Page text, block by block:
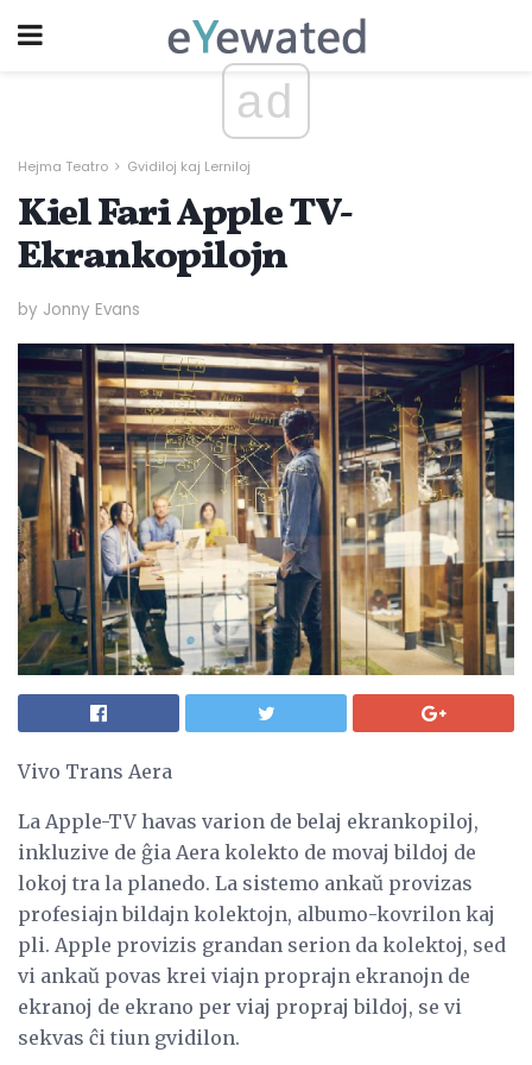
ad
Hejma Teatro Gvidiloj kaj Lerniloj
Kiel Fari Apple TV-
Ekrankopilojn
by Jonny Evans
Vivo Trans Aera
La Apple-TV havas varion de belaj ekrankopiloj,
inkluzive de ĝia Aera kolekto de movaj bildoj de
lokoj tra la planedo. La sistemo ankaŭ provizas
profesiajn bildajn kolektojn, albumo-kovrilon kaj
pli. Apple provizis grandan serion da kolektoj, sed
vi ankaŭ povas krei viajn proprajn ekranojn de
ekranoj de ekrano per viaj propraj bildoj, se vi
sekvas ĉi tiun gvidilon.